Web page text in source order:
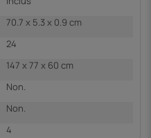
70.7 x 5.3 x 0.9 cm
24
147 x 77 x 60 cm
Non.
Non.
4